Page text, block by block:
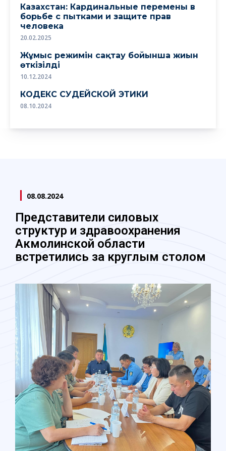
Казахстан: Кардинальные перемены в
борьбе с пытками и защите прав
человека
20.02.2025
Жұмыс режимін сақтау бойынша жиын
өткізілді
10.12.2024
КОДЕКС СУДЕЙСКОЙ ЭТИКИ
08.10.2024